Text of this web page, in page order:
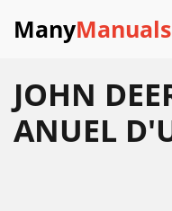
ManyManuals
JOHN
ANUEL